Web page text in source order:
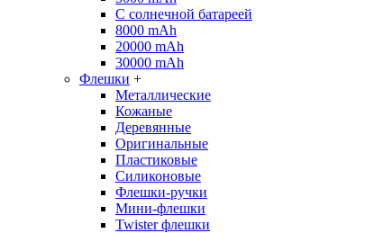
С солнечной батареей
8000 mAh
20000 mAh
30000 mAh
Флешки +
Металлические
Кожаные
Деревянные
Оригинальные
Пластиковые
Силиконовые
Флешки-ручки
Мини-флешки
Twister флешки